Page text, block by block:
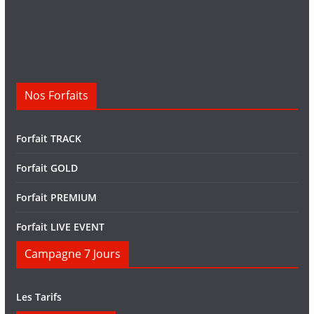
Nos Forfaits
Forfait TRACK
Forfait GOLD
Forfait PREMIUM
Forfait LIVE EVENT
Campagne 7 Jours
Les Tarifs